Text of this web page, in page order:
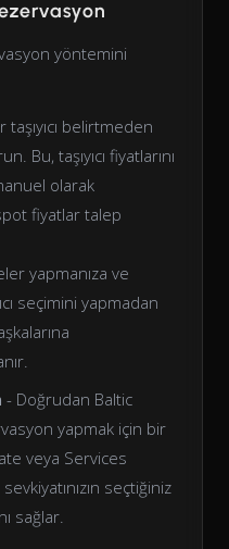
yöntemini
belirtmeden
Bu, taşıyıcı fiyatlarını
olarak
fiyatlar talep
yapmanıza ve
seçimini yapmadan
- Doğrudan Baltic
yapmak için bir
veya Services
seçtiğiniz
sağlar.